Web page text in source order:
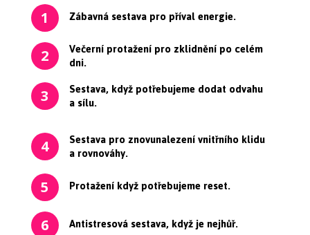
1 Zábavná sestava pro příval energie.
2 Večerní protažení pro zklidnění po celém
dni.
3 Sestava, když potřebujeme dodat odvahu
a sílu.
4 Sestava pro znovunalezení vnitřního klidu
a rovnováhy.
5 Protažení když potřebujeme reset.
6 Antistresová sestava, když je nejhůř.